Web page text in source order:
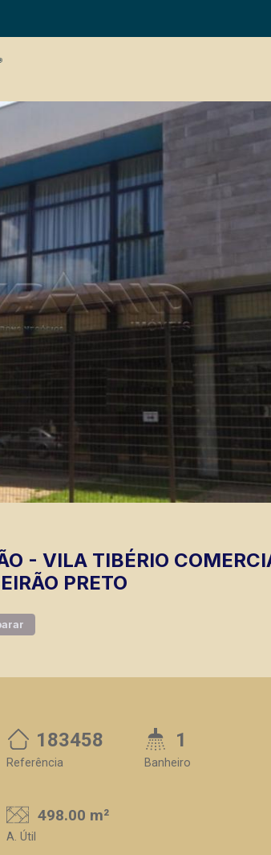
- VILA TIBÉRIO
PRETO
183458
Referência
1
Banheiro
498.00 m²
A. Útil